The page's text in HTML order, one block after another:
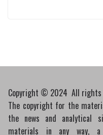
Copyright © 2024 All rights
The copyright for the
the news and analytical
materials in any way,